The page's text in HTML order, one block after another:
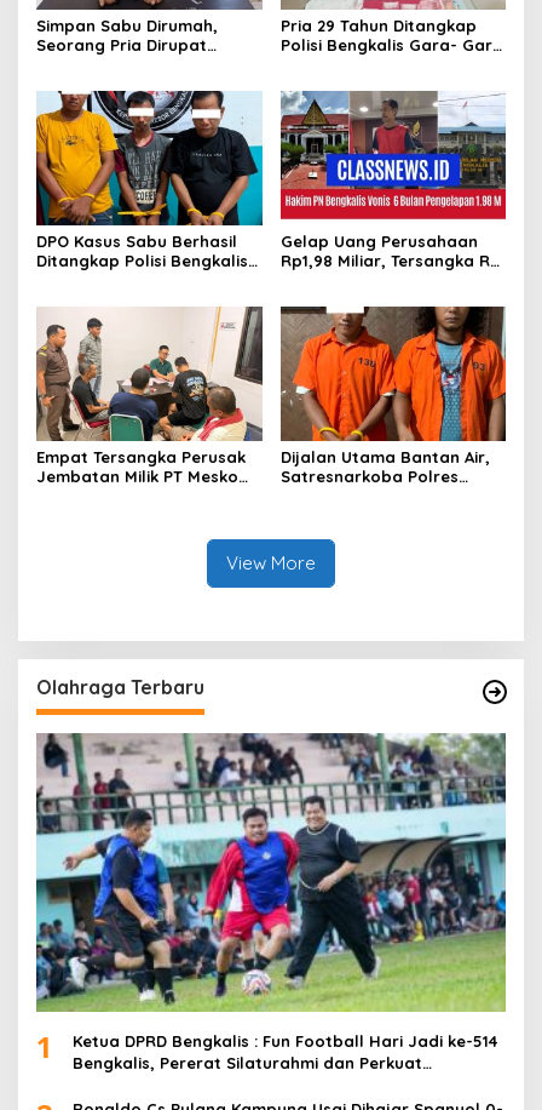
Simpan Sabu Dirumah,
Seorang Pria Dirupat
Pria 29 Tahun Ditangkap
Polisi Bengkalis Gara- Gara
DPO Kasus Sabu Berhasil
Ditangkap Polisi Bengkalis,
Gelap Uang Perusahaan
Rp1,98 Miliar, Tersangka RS
Banding
Empat Tersangka Perusak
Jembatan Milik PT Meskom
Dijalan Utama Bantan Air,
Satresnarkoba Polres
View More
Olahraga Terbaru
1
Ketua DPRD Bengkalis : Fun Football Hari Jadi ke-514
Bengkalis, Pererat Silaturahmi dan Perkuat